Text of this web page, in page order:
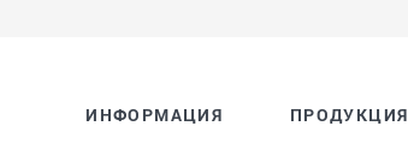
ИНФОРМАЦИЯ ПРОДУКЦИЯ